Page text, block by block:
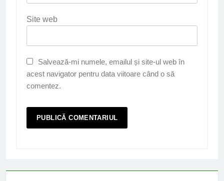
Site web
Salvează-mi numele, emailul și site-ul web în
acest navigator pentru data viitoare când o să
comentez.